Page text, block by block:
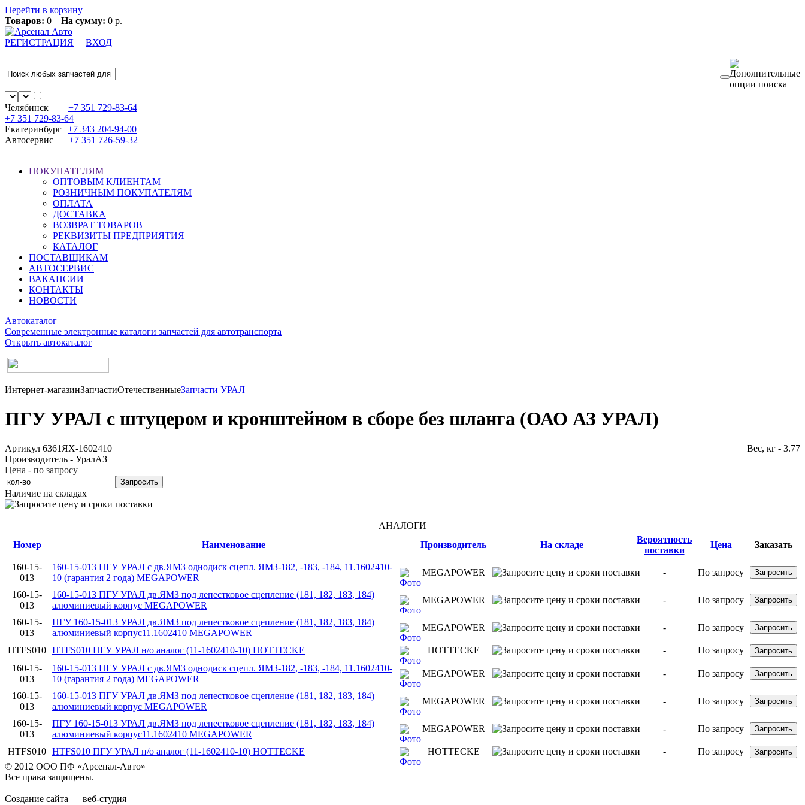
Перейти в корзину
Товаров: 0 На сумму: 0 р.
РЕГИСТРАЦИЯ ВХОД
Челябинск +7 351 729-83-64
+7 351 729-83-64
Екатеринбург +7 343 204-94-00
Автосервис
+7 351 726-59-32
ПОКУПАТЕЛЯМ
ОПТОВЫМ КЛИЕНТАМ
РОЗНИЧНЫМ ПОКУПАТЕЛЯМ
ОПЛАТА
ДОСТАВКА
ВОЗВРАТ ТОВАРОВ
РЕКВИЗИТЫ ПРЕДПРИЯТИЯ
КАТАЛОГ
ПОСТАВЩИКАМ
АВТОСЕРВИС
ВАКАНСИИ
КОНТАКТЫ
НОВОСТИ
Автокаталог
Современные электронные каталоги запчастей для автотранспорта
Открыть автокаталог
Интернет-магазинЗапчастиОтечественныеЗапчасти УРАЛ
ПГУ УРАЛ с штуцером и кронштейном в сборе без шланга (ОАО АЗ УРАЛ)
Артикул 6361ЯХ-1602410
Производитель - УралАЗ
Вес, кг - 3.77
Цена - по запросу
Запросить
Наличие на складах
АНАЛОГИ
Номер
Наименование Производитель На складе
Вероятность
поставки
Цена Заказать
160-15-
013
160-15-013 ПГУ УРАЛ с дв.ЯМЗ однодиск сцепл. ЯМЗ-182, -183, -184, 11.1602410-
10 (гарантия 2 года) MEGAPOWER
MEGAPOWER - По запросу
160-15-
013
160-15-013 ПГУ УРАЛ дв.ЯМЗ под лепестковое сцепление (181, 182, 183, 184)
алюминиевый корпус MEGAPOWER
MEGAPOWER - По запросу
160-15-
013
ПГУ 160-15-013 УРАЛ дв.ЯМЗ под лепестковое сцепление (181, 182, 183, 184)
алюминиевый корпус11.1602410 MEGAPOWER
MEGAPOWER - По запросу
HTFS010 HTFS010 ПГУ УРАЛ н/о аналог (11-1602410-10) HOTTECKE HOTTECKE -
По запросу
160-15-
013
160-15-013 ПГУ УРАЛ с дв.ЯМЗ однодиск сцепл. ЯМЗ-182, -183, -184, 11.1602410-
10 (гарантия 2 года) MEGAPOWER
MEGAPOWER - По запросу
160-15-
013
160-15-013 ПГУ УРАЛ дв.ЯМЗ под лепестковое сцепление (181, 182, 183, 184)
алюминиевый корпус MEGAPOWER
MEGAPOWER - По запросу
160-15-
013
ПГУ 160-15-013 УРАЛ дв.ЯМЗ под лепестковое сцепление (181, 182, 183, 184)
алюминиевый корпус11.1602410 MEGAPOWER
MEGAPOWER - По запросу
HTFS010 HTFS010 ПГУ УРАЛ н/о аналог (11-1602410-10) HOTTECKE HOTTECKE -
По запросу
© 2012 ООО ПФ «Арсенал-Авто»
Все права защищены.
Создание сайта — веб-студия